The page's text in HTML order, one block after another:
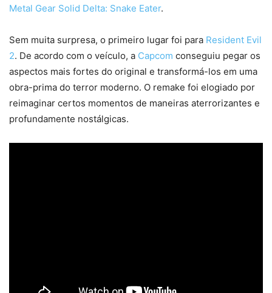
Metal Gear Solid Delta: Snake Eater.
Sem muita surpresa, o primeiro lugar foi para Resident Evil
2. De acordo com o veículo, a Capcom conseguiu pegar os
aspectos mais fortes do original e transformá-los em uma
obra-prima do terror moderno. O remake foi elogiado por
reimaginar certos momentos de maneiras aterrorizantes e
profundamente nostálgicas.